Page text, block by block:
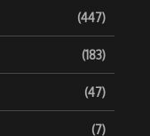
(447)
(183)
(47)
(7)